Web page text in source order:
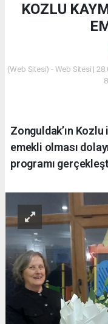
KOZLU
(Web Sitesi) - Web Sitesi |
Zonguldak’ın
emekli olması
programı